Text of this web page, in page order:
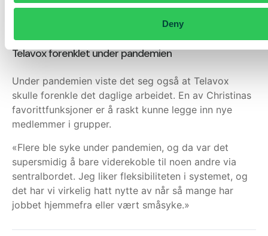
Deny
også spart masse tid. Det skal rett og slett bare
Telavox forenklet under pandemien
Under pandemien viste det seg også at Telavox
skulle forenkle det daglige arbeidet. En av Christinas
favorittfunksjoner er å raskt kunne legge inn nye
medlemmer i grupper.
«Flere ble syke under pandemien, og da var det
supersmidig å bare viderekoble til noen andre via
sentralbordet. Jeg liker fleksibiliteten i systemet, og
det har vi virkelig hatt nytte av når så mange har
jobbet hjemmefra eller vært småsyke.»